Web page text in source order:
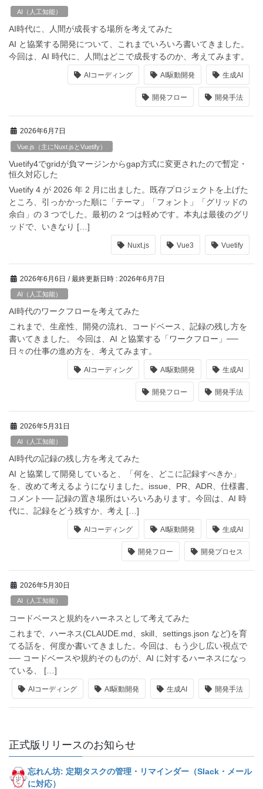
AI（人工知能）
AI時代に、人間が成長する場所を考えてみた
AI と協業する開発について、これまでいろいろ書いてきました。
今回は、AI 時代に、人間はどこで成長するのか、考えてみます。
AIコーディング AI駆動開発 生成AI
開発フロー 開発手法
2026年6月7日
Vue.js（主にNuxt.jsとVuetify）
Vuetify4でgridが負マージンからgap方式に変更されたので暫定・
恒久対応した
Vuetify 4 が 2026 年 2 月に出ました。既存プロジェクトを上げた
ところ、引っかかった順に「テーマ」「フォント」「グリッドの
余白」の 3 つでした。最初の 2 つは軽めです。本丸は最後のグリ
ッドで、いきなり […]
Nuxt.js Vue3 Vuetify
2026年6月6日 / 最終更新日時 : 2026年6月7日
AI（人工知能）
AI時代のワークフローを考えてみた
これまで、生産性、開発の流れ、コードベース、記録の残し方を
書いてきました。 今回は、AI と協業する「ワークフロー」──
日々の仕事の進め方を、考えてみます。
AIコーディング AI駆動開発 生成AI
開発フロー 開発手法
2026年5月31日
AI（人工知能）
AI時代の記録の残し方を考えてみた
AI と協業して開発していると、「何を、どこに記録すべきか」
を、改めて考えるようになりました。issue、PR、ADR、仕様書、
コメント── 記録の置き場所はいろいろあります。今回は、AI 時
代に、記録をどう残すか、考え […]
AIコーディング AI駆動開発 生成AI
開発フロー 開発プロセス
2026年5月30日
AI（人工知能）
コードベースと規約をハーネスとして考えてみた
これまで、ハーネス(CLAUDE.md、skill、settings.json など)を育
てる話を、何度か書いてきました。今回は、もう少し広い視点で
── コードベースや規約そのものが、AI に対するハーネスになっ
ている、 […]
AIコーディング AI駆動開発 生成AI 開発手法
正式版リリースのお知らせ
忘れん坊: 定期タスクの管理・リマインダー（Slack・メール
に対応）